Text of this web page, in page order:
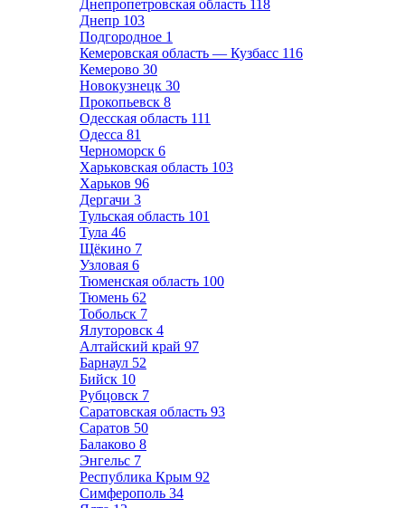
Днепропетровская область 118
Днепр 103
Подгородное 1
Кемеровская область — Кузбасс 116
Кемерово 30
Новокузнецк 30
Прокопьевск 8
Одесская область 111
Одесса 81
Черноморск 6
Харьковская область 103
Харьков 96
Дергачи 3
Тульская область 101
Тула 46
Щёкино 7
Узловая 6
Тюменская область 100
Тюмень 62
Тобольск 7
Ялуторовск 4
Алтайский край 97
Барнаул 52
Бийск 10
Рубцовск 7
Саратовская область 93
Саратов 50
Балаково 8
Энгельс 7
Республика Крым 92
Симферополь 34